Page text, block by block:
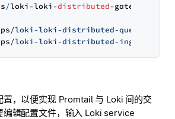
/loki-loki-distributed-gateway
/loki-loki-distributed-querier
/loki-loki-distributed-ingester
置，以便实现 Promtail 与 Loki 间的交
编辑配置文件，输入 Loki service